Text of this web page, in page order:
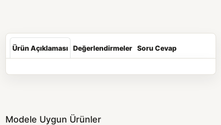
Ürün Açıklaması Değerlendirmeler Soru Cevap
Modele Uygun Ürünler